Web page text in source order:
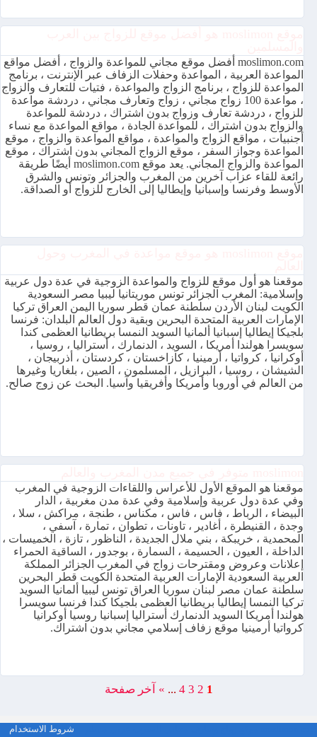
moslimon.com أفضل موقع مجاني للمواعدة والزواج ، أفضل مواقع
المواعدة العربية ، المواعدة وحفلات الزفاف عبر الإنترنت ، برنامج
المواعدة للزواج ، برنامج الزواج والمواعدة ، فتيات للتعارف والزواج
، مواعدة 100 زواج مجاني ، زواج وتعارف مجاني ، دردشة مواعدة
للزواج ، دردشة تعارف وزواج بدون اشتراك ، دردشة للمواعدة
والزواج بدون اشتراك ، للمواعدة الجادة ، مواقع المواعدة مع نساء
أجنبيات ، مواقع الزواج والمواعدة ، مواقع المواعدة والزواج ، موقع
المواعدة وجواز السفر ، موقع الزواج المجاني بدون اشتراك ، موقع
المواعدة والزواج المجاني. يعد موقع moslimon.com أيضًا طريقة
رائعة للقاء عزاب آخرين من المغرب والجزائر وتونس والشرق
الأوسط وفرنسا وإسبانيا وإيطاليا إلى الخارج للزواج أو الصداقة.
موقعنا هو أول موقع للزواج والمواعدة الزوجية في عدة دول عربية
وإسلامية: المغرب الجزائر تونس موريتانيا ليبيا مصر السعودية
الكويت لبنان الأردن سلطنة عمان قطر سوريا اليمن العراق تركيا
الإمارات العربية المتحدة البحرين وبقية دول العالم البلدان: فرنسا
بلجيكا إيطاليا إسبانيا ألمانيا السويد النمسا بريطانيا العظمى كندا
سويسرا هولندا أمريكا ، السويد ، الدنمارك ، أستراليا ، روسيا ،
أوكرانيا ، كرواتيا ، أرمينيا ، كازاخستان ، كردستان ، أذربيجان ،
الشيشان ، روسيا ، البرازيل ، المسلمون ، الصين ، بلغاريا وغيرها
من العالم في أوروبا وأمريكا وأفريقيا وآسيا. البحث عن زوج صالح.
موقعنا هو الموقع الأول للأعراس واللقاءات الزوجية في المغرب
وفي عدة دول عربية وإسلامية وفي عدة مدن مغربية ، الدار
البيضاء ، الرباط ، فاس ، فاس ، مكناس ، طنجة ، مراكش ، سلا ،
وجدة ، القنيطرة ، أغادير ، تاونات ، تطوان ، تمارة ، آسفي ،
المحمدية ، خريبكة ، بني ملال الجديدة ، الناظور ، تازة ، الخميسات ،
الداخلة ، العيون ، الحسيمة ، السمارة ، بوجدور ، الساقية الحمراء
إعلانات وعروض ومقترحات زواج في المغرب الجزائر المملكة
العربية السعودية الإمارات العربية المتحدة الكويت قطر البحرين
سلطنة عمان مصر لبنان سوريا العراق تونس ليبيا ألمانيا السويد
تركيا النمسا إيطاليا بريطانيا العظمى بلجيكا كندا فرنسا سويسرا
هولندا أمريكا السويد الدنمارك أستراليا إسبانيا روسيا أوكرانيا
كرواتيا أرمينيا موقع زفاف إسلامي مجاني بدون اشتراك.
1
2
3
4
...
» آخر صفحة
شروط الاستخدام